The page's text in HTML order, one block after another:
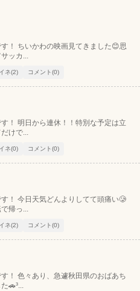
！ ちいかわの映画見てきました😊思
ッカ...
ネ(2) コメント(0)
！ 明日から連休！！特別な予定は立
けで...
ネ(0) コメント(0)
！ 今日天気どんよりしてて頭痛い🥲
帰っ...
ネ(2) コメント(0)
！ 色々あり、急遽秋田県のおばあち
🚗³...